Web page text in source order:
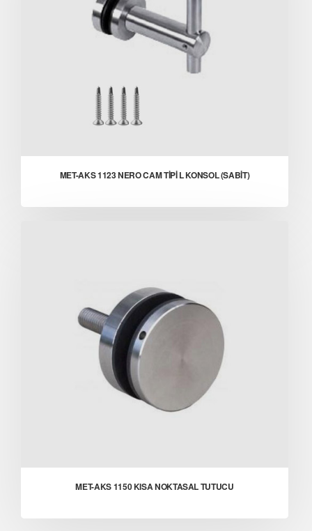
MET-AKS 1123 NERO CAM TİPİ L KONSOL (SABİT)
MET-AKS 1150 KISA NOKTASAL TUTUCU